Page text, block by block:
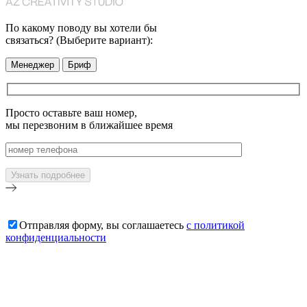
По какому поводу вы хотели бы
связаться? (Выберите вариант):
Менеджер Бриф
Просто оставьте ваш номер,
мы перезвоним в ближайшее время
Отправляя форму, вы соглашаетесь с политикой
конфиденциальности